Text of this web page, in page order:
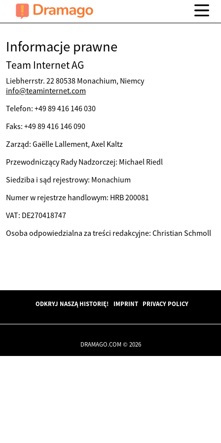
Informacje prawne
Team Internet AG
Liebherrstr. 22 80538 Monachium, Niemcy
info@teaminternet.com
Telefon: +49 89 416 146 030
Faks: +49 89 416 146 090
Zarząd: Gaëlle Lallement, Axel Kaltz
Przewodniczący Rady Nadzorczej: Michael Riedl
Siedziba i sąd rejestrowy: Monachium
Numer w rejestrze handlowym: HRB 200081
VAT: DE270418747
Osoba odpowiedzialna za treści redakcyjne: Christian Schmoll
ODKRYJ NASZĄ HISTORIĘ! IMPRINT PRIVACY POLICY
DRAMAGO.COM © 2026